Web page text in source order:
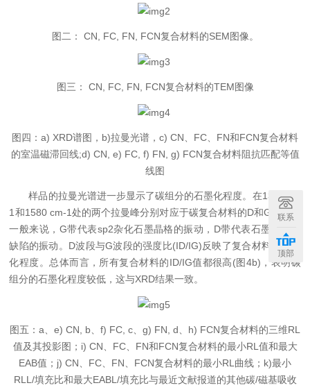
图二： CN, FC, FN, FCN复合材料的SEM图像。
图三： CN, FC, FN, FCN复合材料的TEM图像
图四：a) XRD谱图，b)拉曼光谱，c) CN、FC、FN和FCN复合材料
的室温磁滞回线;d) CN, e) FC, f) FN, g) FCN复合材料阻抗匹配等值
线图
样品的拉曼光谱进一步显示了碳组分的石墨化程度。在1340cm-
1和1580 cm-1处的两个拉曼峰分别对应于碳复合材料的D和G波段。
一般来说，G带代表sp2杂化石墨晶格的振动，D带代表石墨晶格中
缺陷的振动。D波段与G波段的强度比(ID/IG)反映了复合材料的石墨
化程度。总体而言，所有复合材料的ID/IG值都很高(图4b)，表明碳
组分的石墨化程度较低，这与XRD结果一致。
图五：a、e) CN, b、f) FC, c、g) FN, d、h) FCN复合材料的三维RL
值及其投影图；i) CN、FC、FN和FCN复合材料的最小RL值和最大
EAB值；j) CN、FC、FN、FCN复合材料的最小RL曲线；k)最小
RLL/填充比和最大EABL/填充比与最近文献报道的其他碳/磁基吸收
联系
顶部